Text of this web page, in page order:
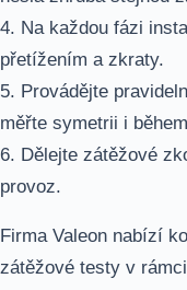
4. Na každou fázi
přetížením a zkraty.
5. Provádějte
měřte symetrii i
6. Dělejte zátěžové
provoz.
Firma Valeon nabízí
zátěžové testy v